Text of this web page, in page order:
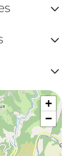
ou
ou
ou
ou
+
−